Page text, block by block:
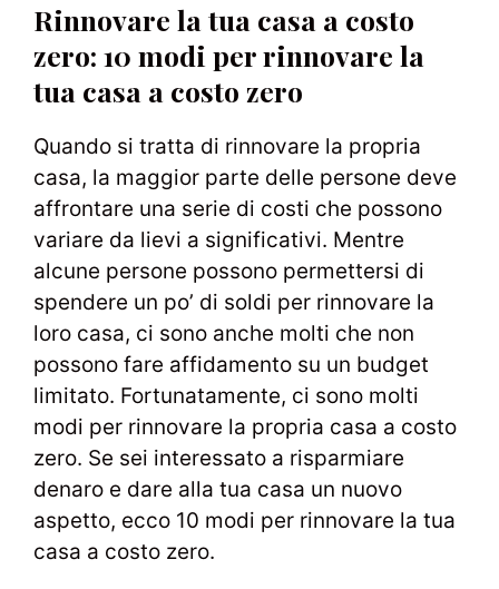
Rinnovare la tua casa a costo
zero: 10 modi per rinnovare la
tua casa a costo zero
Quando si tratta di rinnovare la propria
casa, la maggior parte delle persone deve
affrontare una serie di costi che possono
variare da lievi a significativi. Mentre
alcune persone possono permettersi di
spendere un po’ di soldi per rinnovare la
loro casa, ci sono anche molti che non
possono fare affidamento su un budget
limitato. Fortunatamente, ci sono molti
modi per rinnovare la propria casa a costo
zero. Se sei interessato a risparmiare
denaro e dare alla tua casa un nuovo
aspetto, ecco 10 modi per rinnovare la tua
casa a costo zero.